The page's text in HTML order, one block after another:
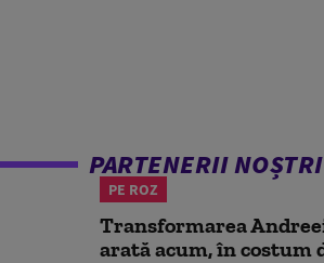
PARTENERII NOȘTRI
PE ROZ
Transformarea
arată acum, în costum